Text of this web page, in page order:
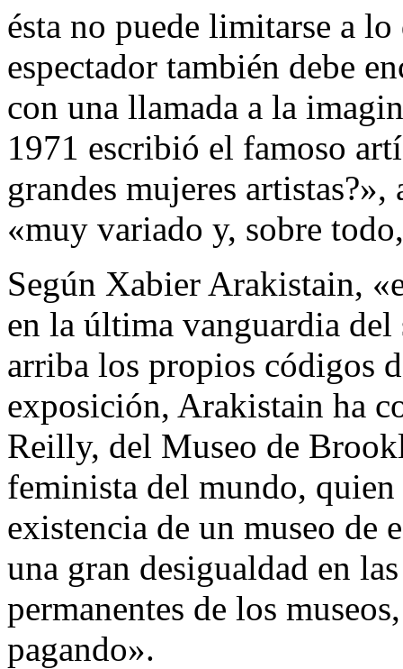
ésta no puede limitarse a
espectador también debe
con una llamada a la
1971 escribió el famoso
grandes mujeres
«muy variado y, sobre
Según Xabier Arakistain,
en la última vanguardia
arriba los propios códigos
exposición, Arakistain ha
Reilly, del Museo de
feminista del mundo,
existencia de un museo de
una gran desigualdad en
permanentes de los
pagando».